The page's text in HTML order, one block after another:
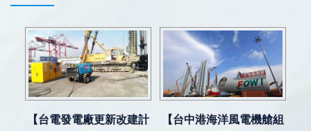
【台電發電廠更新改建計
【台中港海洋風電機艙組